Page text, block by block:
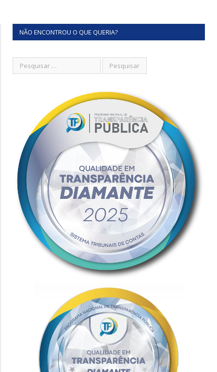
NÃO ENCONTROU O QUE QUERIA?